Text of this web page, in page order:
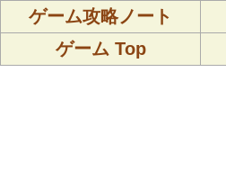
ゲーム攻略ノート
ゲーム Top